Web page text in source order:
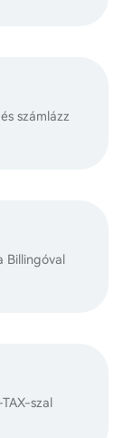
számlázz
Billingóval
szal